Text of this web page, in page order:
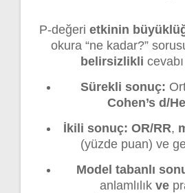
P-değeri etkinin
okura “ne kadar?”
belirsizlikli
Sürekli sonuç:
Cohen’s d/
İkili sonuç: OR/RR,
(yüzde puan) ve
Model tabanlı
anlamlılık ve